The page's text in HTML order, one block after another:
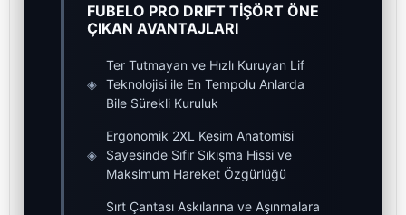
FUBELO PRO DRIFT TİŞÖRT ÖNE
ÇIKAN AVANTAJLARI
◈
Ter Tutmayan ve Hızlı Kuruyan Lif
Teknolojisi ile En Tempolu Anlarda
Bile Sürekli Kuruluk
◈
Ergonomik 2XL Kesim Anatomisi
Sayesinde Sıfır Sıkışma Hissi ve
Maksimum Hareket Özgürlüğü
Sırt Çantası Askılarına ve Aşınmalara